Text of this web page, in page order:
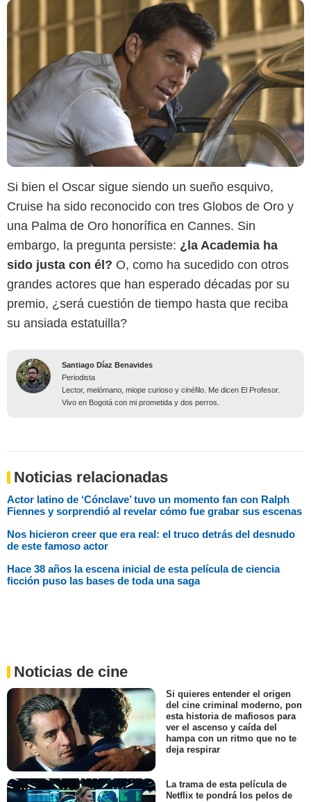
Si bien el Oscar sigue siendo un sueño esquivo,
Cruise ha sido reconocido con tres Globos de Oro y
una Palma de Oro honorífica en Cannes. Sin
embargo, la pregunta persiste: ¿la Academia ha
sido justa con él? O, como ha sucedido con otros
grandes actores que han esperado décadas por su
premio, ¿será cuestión de tiempo hasta que reciba
su ansiada estatuilla?
Santiago Díaz Benavides
Periodista
Lector, melómano, miope curioso y cinéfilo. Me dicen El Profesor.
Vivo en Bogotá con mi prometida y dos perros.
Noticias relacionadas
Actor latino de ‘Cónclave’ tuvo un momento fan con Ralph
Fiennes y sorprendió al revelar cómo fue grabar sus escenas
Nos hicieron creer que era real: el truco detrás del desnudo
de este famoso actor
Hace 38 años la escena inicial de esta película de ciencia
ficción puso las bases de toda una saga
Noticias de cine
Si quieres entender el origen
del cine criminal moderno, pon
esta historia de mafiosos para
ver el ascenso y caída del
hampa con un ritmo que no te
deja respirar
La trama de esta película de
Netflix te pondrá los pelos de